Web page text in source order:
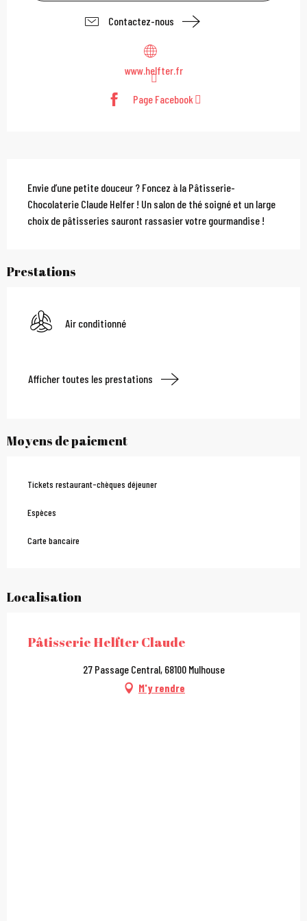
Contactez-nous
www.helfter.fr
Page Facebook
Description
Envie d’une petite douceur ? Foncez à la Pâtisserie-
Chocolaterie Claude Helfer ! Un salon de thé soigné et un large
choix de pâtisseries sauront rassasier votre gourmandise !
Prestations
Air conditionné
Afficher toutes les prestations
Moyens de paiement
Tickets restaurant-chèques déjeuner
Espèces
Carte bancaire
Localisation
Pâtisserie Helfter Claude
27 Passage Central, 68100 Mulhouse
M'y rendre